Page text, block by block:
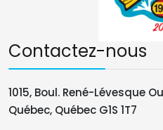
Contactez-nous
1015, Boul. René-Lévesque
Québec, Québec G1S 1T7